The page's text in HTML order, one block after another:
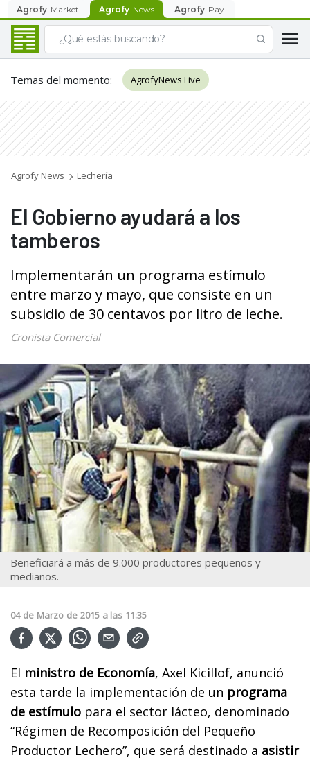
Agrofy Market Agrofy News Agrofy Pay
Temas del momento: AgrofyNews Live
Agrofy News Lechería
El Gobierno ayudará a los
tamberos
Implementarán un programa estímulo
entre marzo y mayo, que consiste en un
subsidio de 30 centavos por litro de leche.
Cronista Comercial
Beneficiará a más de 9.000 productores pequeños y
medianos.
04 de Marzo de 2015 a las 11:35
El ministro de Economía, Axel Kicillof, anunció
esta tarde la implementación de un programa
de estímulo para el sector lácteo, denominado
“Régimen de Recomposición del Pequeño
Productor Lechero”, que será destinado a asistir